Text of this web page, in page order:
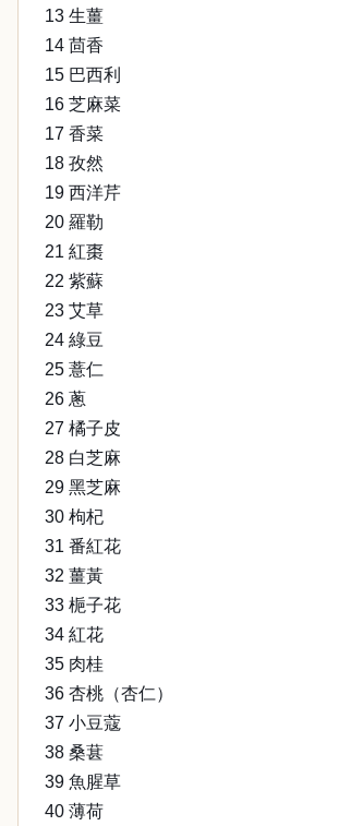
13 生薑
14 茴香
15 巴西利
16 芝麻菜
17 香菜
18 孜然
19 西洋芹
20 羅勒
21 紅棗
22 紫蘇
23 艾草
24 綠豆
25 薏仁
26 蔥
27 橘子皮
28 白芝麻
29 黑芝麻
30 枸杞
31 番紅花
32 薑黃
33 梔子花
34 紅花
35 肉桂
36 杏桃（杏仁）
37 小豆蔻
38 桑葚
39 魚腥草
40 薄荷